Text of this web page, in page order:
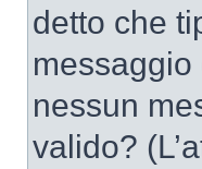
detto che
nessun
valido?